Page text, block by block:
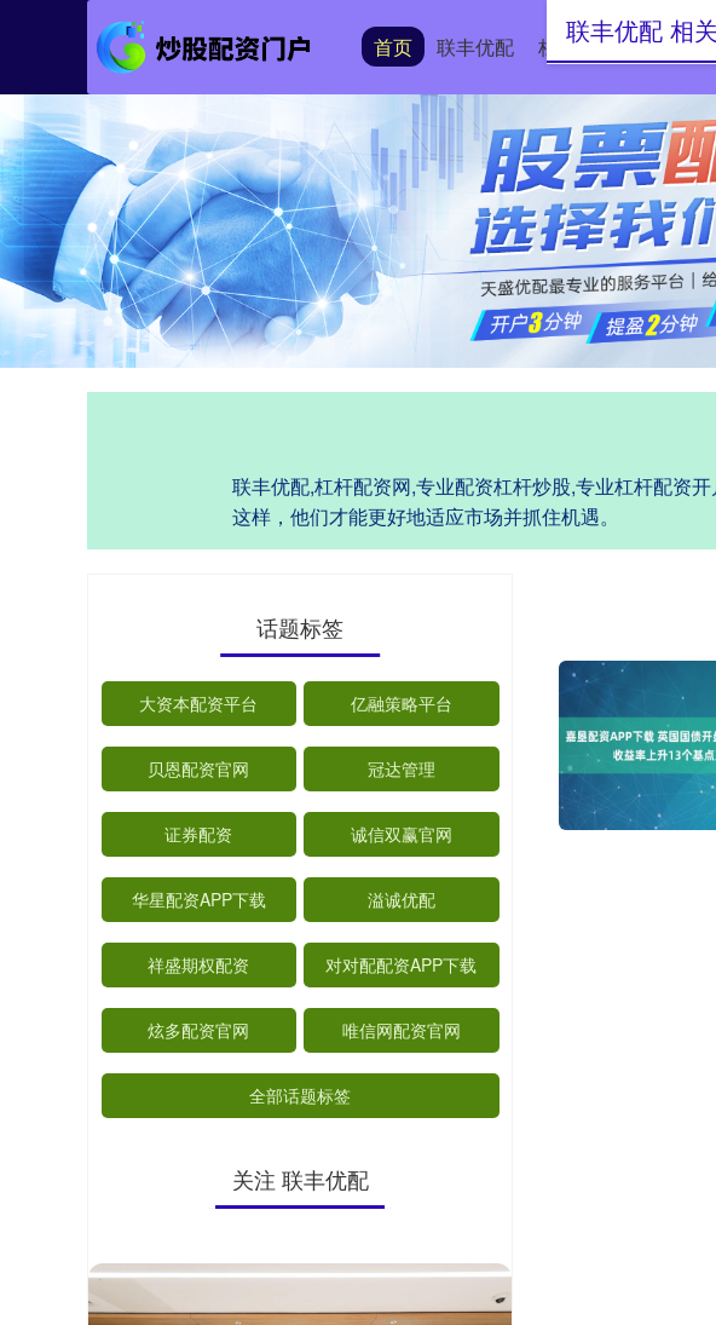
首页 联丰优配 杠杆配资网 专业
联丰优配,杠杆配资网,专业配资杠杆炒股,专业杠杆配资
这样，他们才能更好地适应市场并抓住机遇。
联丰优配 相
话题标签
大资本配资平台 亿融策略平台
贝恩配资官网 冠达管理
证券配资 诚信双赢官网
华星配资APP下载 溢诚优配
祥盛期权配资 对对配配资APP下载
炫多配资官网 唯信网配资官网
全部话题标签
关注 联丰优配